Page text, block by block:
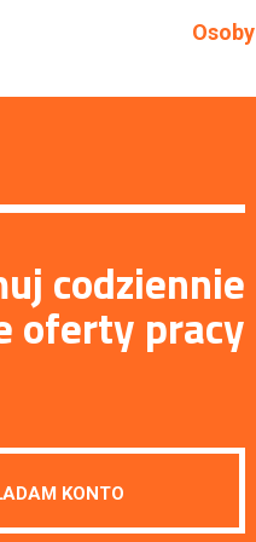
Osoby
codziennie
oferty pracy
KONTO